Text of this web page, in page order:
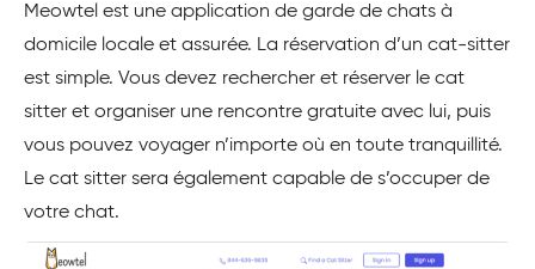
Meowtel est une application de garde de chats à
domicile locale et assurée. La réservation d’un cat-sitter
est simple. Vous devez rechercher et réserver le cat
sitter et organiser une rencontre gratuite avec lui, puis
vous pouvez voyager n’importe où en toute tranquillité.
Le cat sitter sera également capable de s’occuper de
votre chat.